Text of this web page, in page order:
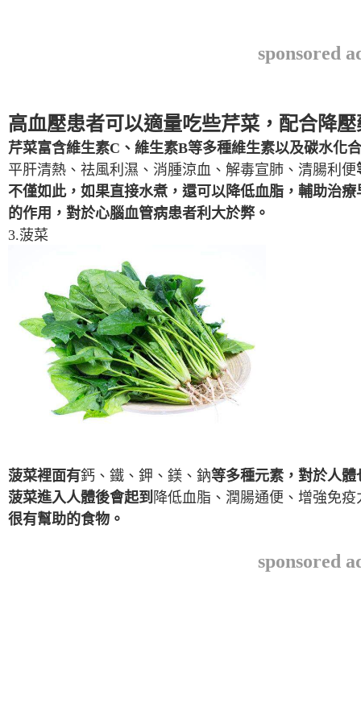
sponsored
高血壓患者可以適量吃些芹菜，配合降
芹菜富含維生素C、維生素B等多種維生素以及碳水化
平肝清熱、祛風利濕、消腫涼血、解毒宣肺、清腸利便
不僅如此，如果直接水煮，還可以降低血脂，輔助治
的作用，對於心腦血管病患者利大於弊。
3.菠菜
菠菜裡面有鈣、鐵、鉀、鎂、鈉等多種元素，對於人
菠菜進入人體後會起到 降低血脂、潤腸通便、增強免
很有幫助的食物。
sponsored